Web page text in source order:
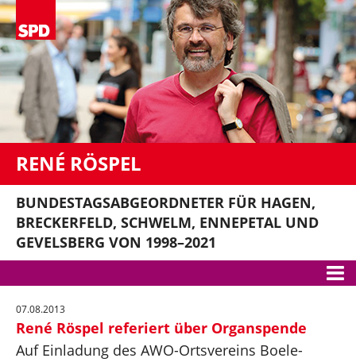
RENÉ RÖSPEL
BUNDESTAGSABGEORDNETER FÜR HAGEN,
BRECKERFELD, SCHWELM, ENNEPETAL UND
GEVELSBERG VON 1998–2021
Meine Themen
Gute Arbeit
07.08.2013
René Röspel referiert über Organspende
Auf Einladung des AWO-Ortsvereins Boele-